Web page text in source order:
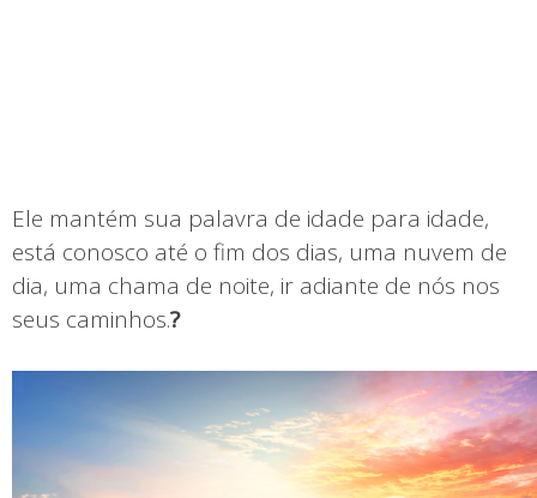
Ele mantém sua palavra de idade para idade,
está conosco até o fim dos dias, uma nuvem de
dia, uma chama de noite, ir adiante de nós nos
seus caminhos.?